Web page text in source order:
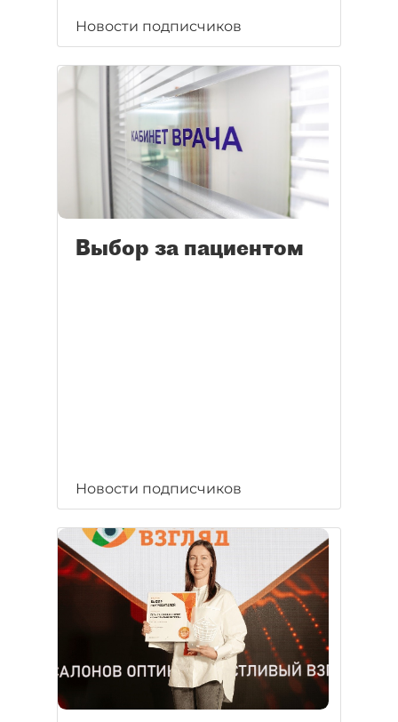
Новости подписчиков
Выбор за пациентом
Новости подписчиков